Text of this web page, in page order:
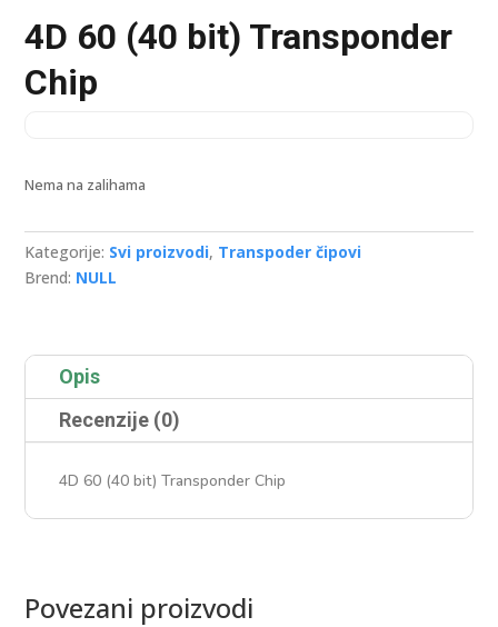
4D 60 (40 bit) Transponder
Chip
Nema na zalihama
Kategorije: Svi proizvodi, Transpoder čipovi
Brend: NULL
Opis
Recenzije (0)
4D 60 (40 bit) Transponder Chip
Povezani proizvodi